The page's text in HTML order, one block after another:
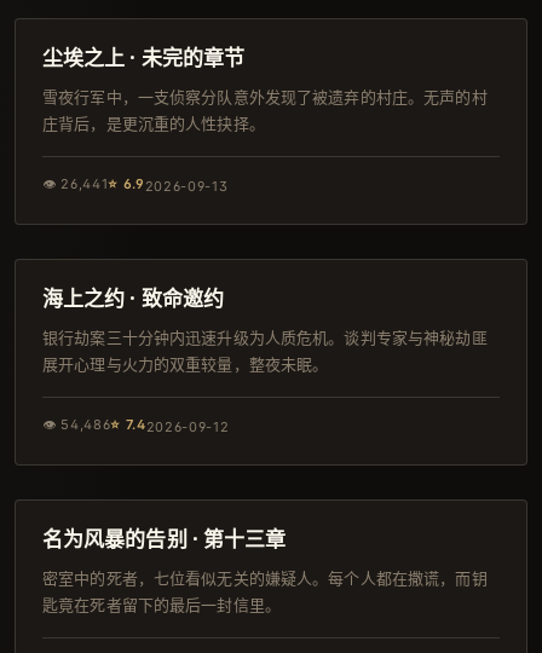
独播
尘埃之上 · 未完的章节
雪夜行军中，一支侦察分队意外发现了被遗弃的村庄。无声的村
庄背后，是更沉重的人性抉择。
👁 26,441⭐ 6.9 2026-09-13
4K
海上之约 · 致命邀约
银行劫案三十分钟内迅速升级为人质危机。谈判专家与神秘劫匪
展开心理与火力的双重较量，整夜未眠。
👁 54,486⭐ 7.42026-09-12
院线
名为风暴的告别 · 第十三章
密室中的死者，七位看似无关的嫌疑人。每个人都在撒谎，而钥
匙竟在死者留下的最后一封信里。